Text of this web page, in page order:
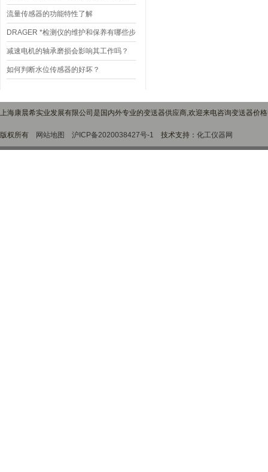
流量传感器的功能特性了解
DRAGER *检测仪的维护和保养有哪些步
骤，如何保证其正常运行？
减速电机的轴承磨损会影响其工作吗？
如何判断水位传感器的好坏？
上海康晨希实业发展有限公司是国内外专业的变送器供应商,欢迎来电咨询变送器价
版权所有 网站地图 沪ICP备2020038427号-1 技术支持： 化工仪器网